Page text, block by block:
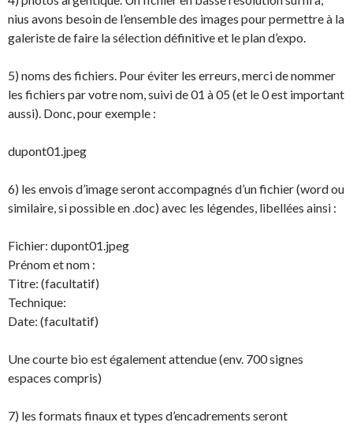
nius avons besoin de l’ensemble des images pour permettre à la
galeriste de faire la sélection définitive et le plan d’expo.
5) noms des fichiers. Pour éviter les erreurs, merci de nommer
les fichiers par votre nom, suivi de 01 à 05 (et le 0 est important
aussi). Donc, pour exemple :
dupont01.jpeg
6) les envois d’image seront accompagnés d’un fichier (word ou
similaire, si possible en .doc) avec les légendes, libellées ainsi :
Fichier: dupont01.jpeg
Prénom et nom :
Titre: (facultatif)
Technique:
Date: (facultatif)
Une courte bio est également attendue (env. 700 signes
espaces compris)
7) les formats finaux et types d’encadrements seront